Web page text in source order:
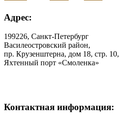
Адрес:
199226, Санкт-Петербург
Василеостровский район,
пр. Крузенштерна, дом 18, стр. 10,
Яхтенный порт «Смоленка»
Контактная информация: